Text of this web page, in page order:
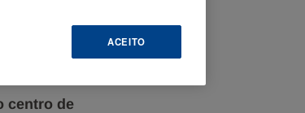
930 000,
centro de
ACEITO